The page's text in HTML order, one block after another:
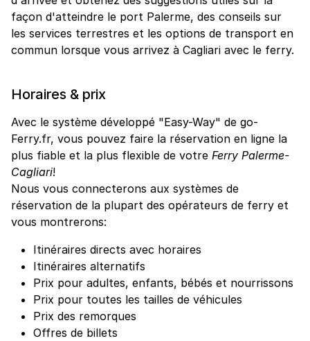
façon d'atteindre le port Palerme, des conseils sur
les services terrestres et les options de transport en
commun lorsque vous arrivez à Cagliari avec le ferry.
Horaires & prix
Avec le système développé "Easy-Way" de go-
Ferry.fr, vous pouvez faire la réservation en ligne la
plus fiable et la plus flexible de votre Ferry Palerme-
Cagliari!
Nous vous connecterons aux systèmes de
réservation de la plupart des opérateurs de ferry et
vous montrerons:
Itinéraires directs avec horaires
Itinéraires alternatifs
Prix pour adultes, enfants, bébés et nourrissons
Prix pour toutes les tailles de véhicules
Prix des remorques
Offres de billets